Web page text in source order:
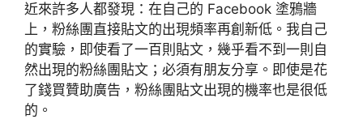
近來許多人都發現：在自己的 Facebook 塗鴉牆
上，粉絲團直接貼文的出現頻率再創新低。我自己
的實驗，即使看了一百則貼文，幾乎看不到一則自
然出現的粉絲團貼文；必須有朋友分享。即使是花
了錢買贊助廣告，粉絲團貼文出現的機率也是很低
的。